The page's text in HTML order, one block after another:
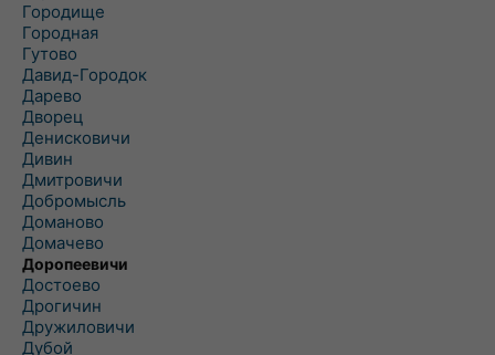
Городище
Городная
Гутово
Давид-Городок
Дарево
Дворец
Денисковичи
Дивин
Дмитровичи
Добромысль
Доманово
Домачево
Доропеевичи
Достоево
Дрогичин
Дружиловичи
Дубой